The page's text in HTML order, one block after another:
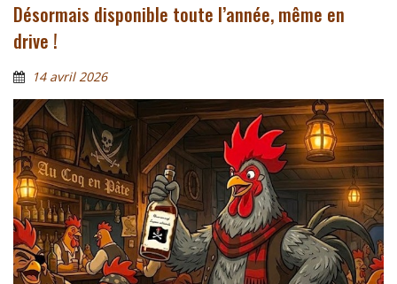
Désormais disponible toute l’année, même en
drive !
14 avril 2026